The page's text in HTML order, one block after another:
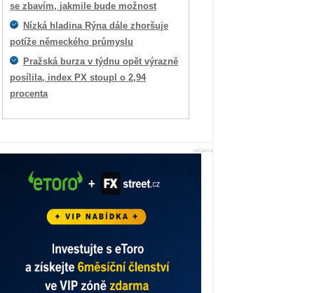
se zbavím, jakmile bude možnost
Nízká hladina Rýna dále zhoršuje
potíže německého průmyslu
Pražská burza v týdnu opět výrazně
posílila, index PX stoupl o 2,94
procenta
reklama